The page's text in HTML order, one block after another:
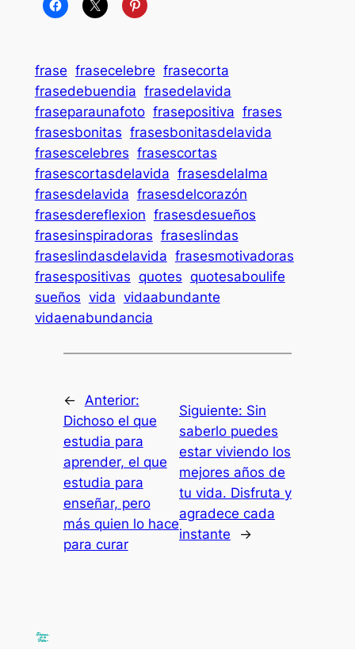
frase frasecelebre frasecorta
frasedebuendia frasedelavida
fraseparaunafoto frasepositiva frases
frasesbonitas frasesbonitasdelavida
frasescelebres frasescortas
frasescortasdelavida frasesdelalma
frasesdelavida frasesdelcorazón
frasesdereflexion frasesdesueños
frasesinspiradoras fraseslindas
fraseslindasdelavida frasesmotivadoras
frasespositivas quotes quotesaboulife
sueños vida vidaabundante
vidaenabundancia
←
Anterior:
Dichoso el que
estudia para
aprender, el que
estudia para
enseñar, pero
más quien lo hace
para curar
Siguiente: Sin
saberlo puedes
estar viviendo los
mejores años de
tu vida. Disfruta y
agradece cada
instante
→